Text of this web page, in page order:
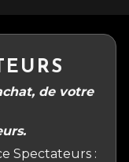
de votre
Spectateurs :